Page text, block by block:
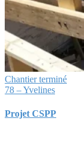
Chantier terminé
78 – Yvelines
Projet CSPP